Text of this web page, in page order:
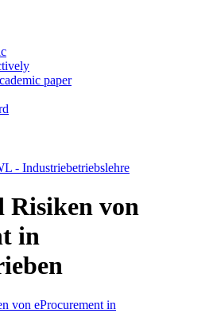
paper
- Industriebetriebslehre
Risiken von
in